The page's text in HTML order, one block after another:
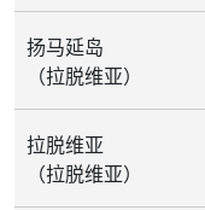
扬马延岛
（拉脱维亚）
拉脱维亚
（拉脱维亚）